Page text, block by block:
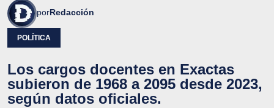
porRedacción
POLÍTICA
Los cargos docentes en Exactas
subieron de 1968 a 2095 desde 2023,
según datos oficiales.